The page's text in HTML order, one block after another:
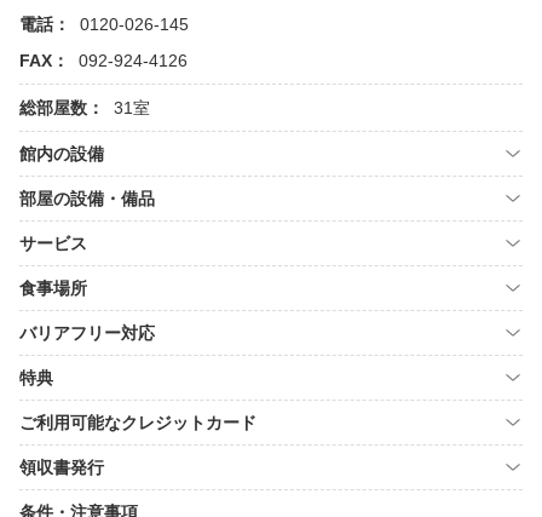
電話：
0120-026-145
FAX：
092-924-4126
総部屋数： 31室
館内の設備
部屋の設備・備品
サービス
食事場所
バリアフリー対応
特典
ご利用可能なクレジットカード
領収書発行
条件・注意事項